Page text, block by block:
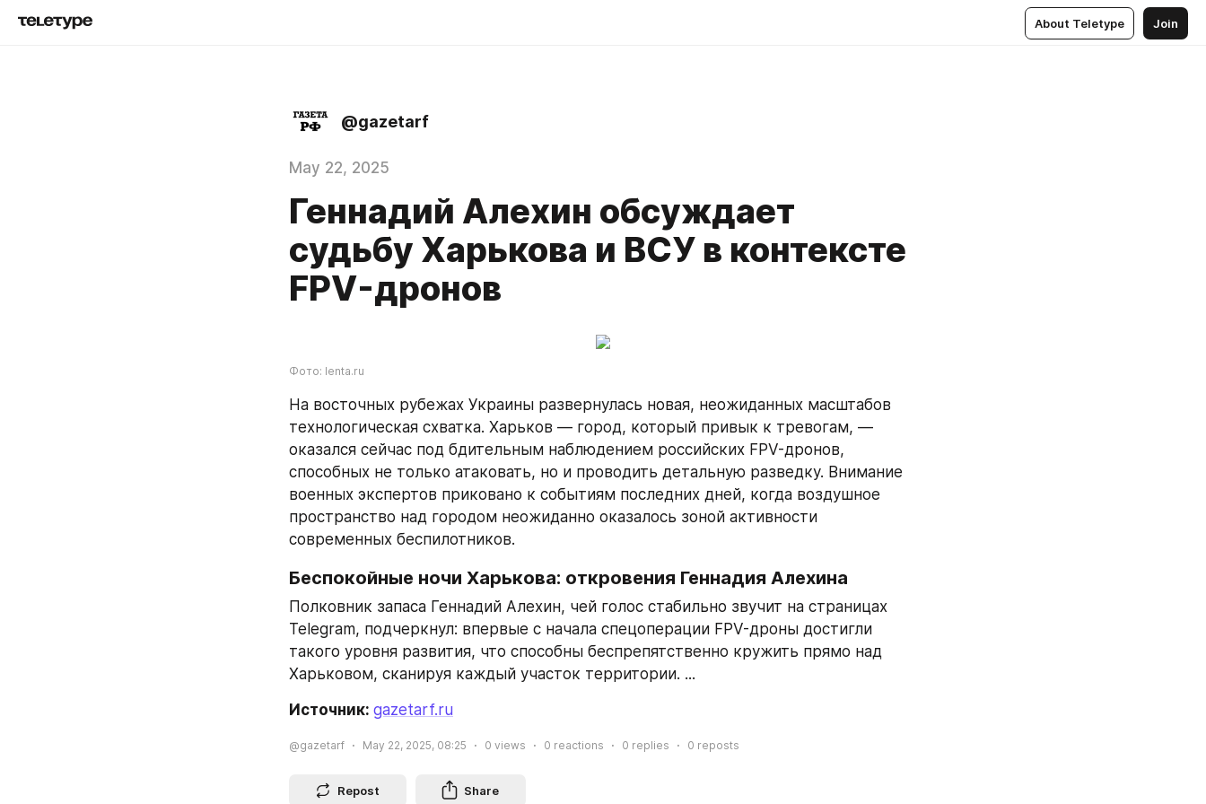
About Teletype Join
@gazetarf
May 22, 2025
Геннадий Алехин обсуждает
судьбу Харькова и ВСУ в контексте
FPV-дронов
Фото: lenta.ru
На восточных рубежах Украины развернулась новая, неожиданных масштабов
технологическая схватка. Харьков — город, который привык к тревогам, —
оказался сейчас под бдительным наблюдением российских FPV-дронов,
способных не только атаковать, но и проводить детальную разведку. Внимание
военных экспертов приковано к событиям последних дней, когда воздушное
пространство над городом неожиданно оказалось зоной активности
современных беспилотников.
Беспокойные ночи Харькова: откровения Геннадия Алехина
Полковник запаса Геннадий Алехин, чей голос стабильно звучит на страницах
Telegram, подчеркнул: впервые с начала спецоперации FPV-дроны достигли
такого уровня развития, что способны беспрепятственно кружить прямо над
Харьковом, сканируя каждый участок территории. ...
Источник: gazetarf.ru
@gazetarf May 22, 2025, 08:25 0 views 0 reactions 0 replies 0 reposts
Repost Share